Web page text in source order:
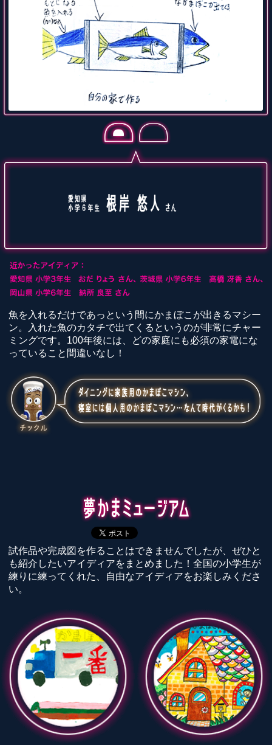
魚を入れるだけであっという間にかまぼこが出きるマシー
ン。入れた魚のカタチで出てくるというのが非常にチャー
ミングです。100年後には、どの家庭にも必須の家電にな
っていること間違いなし！
試作品や完成図を作ることはできませんでしたが、ぜひと
も紹介したいアイディアをまとめました！全国の小学生が
練りに練ってくれた、自由なアイディアをお楽しみくださ
い。